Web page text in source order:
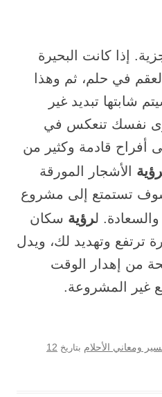
إذا كانت البحيرة
في حلم، ثم وهذا
شابتها تبديد غير
نفسك تنعكس في
أفراح قادمة وكثير من
الأشجار المورقة
تستمتع إلى مشروع
لرؤية سكان
ترتفع وتهديد لك، ويدل
من إهدار الوقت
غير المشروعة.
ومعاني الأحلام بتاريخ 12